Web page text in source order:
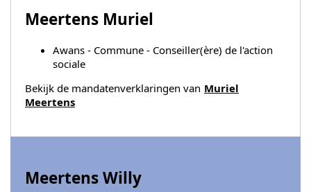
Meertens Muriel
Awans - Commune - Conseiller(ère) de l'action
sociale
Bekijk de mandatenverklaringen van Muriel
Meertens
Meertens Willy